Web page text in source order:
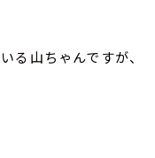
る山ちゃんですが、